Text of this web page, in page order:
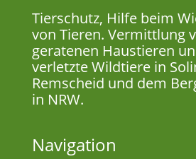
Tierschutz, Hilfe beim
von Tieren. Vermittlung
geratenen Haustieren
verletzte Wildtiere in
Remscheid und dem
in NRW.
Navigation